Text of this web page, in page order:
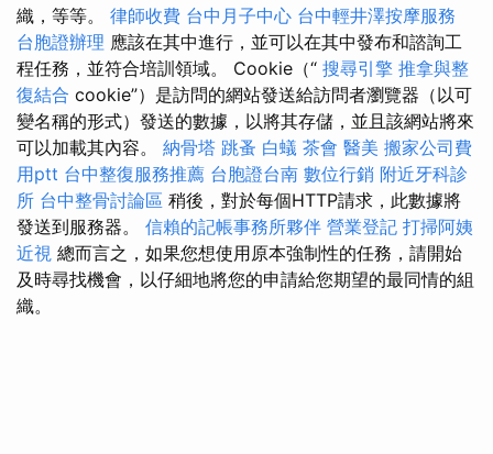
織，等等。 律師收費 台中月子中心 台中輕井澤按摩服務
台胞證辦理 應該在其中進行，並可以在其中發布和諮詢工
程任務，並符合培訓領域。 Cookie（“ 搜尋引擎 推拿與整
復結合 cookie”）是訪問的網站發送給訪問者瀏覽器（以可
變名稱的形式）發送的數據，以將其存儲，並且該網站將來
可以加載其內容。 納骨塔 跳蚤 白蟻 茶會 醫美 搬家公司費
用ptt 台中整復服務推薦 台胞證台南 數位行銷 附近牙科診
所 台中整骨討論區 稍後，對於每個HTTP請求，此數據將
發送到服務器。 信賴的記帳事務所夥伴 營業登記 打掃阿姨
近視 總而言之，如果您想使用原本強制性的任務，請開始
及時尋找機會，以仔細地將您的申請給您期望的最同情的組
織。